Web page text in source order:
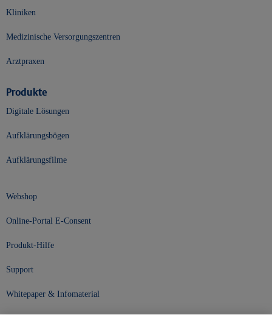
Kliniken
Medizinische Versorgungszentren
Arztpraxen
Produkte
Digitale Lösungen
Aufklärungsbögen
Aufklärungsfilme
Webshop
Online-Portal E-Consent
Produkt-Hilfe
Support
Whitepaper & Infomaterial